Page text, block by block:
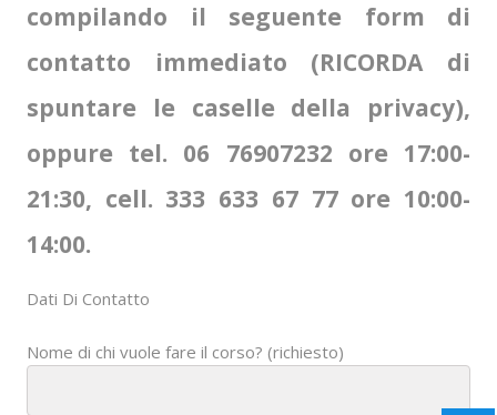
compilando il seguente form di
contatto immediato (RICORDA di
spuntare le caselle della privacy),
oppure tel. 06 76907232 ore 17:00-
21:30, cell. 333 633 67 77 ore 10:00-
14:00.
Dati Di Contatto
Nome di chi vuole fare il corso? (richiesto)